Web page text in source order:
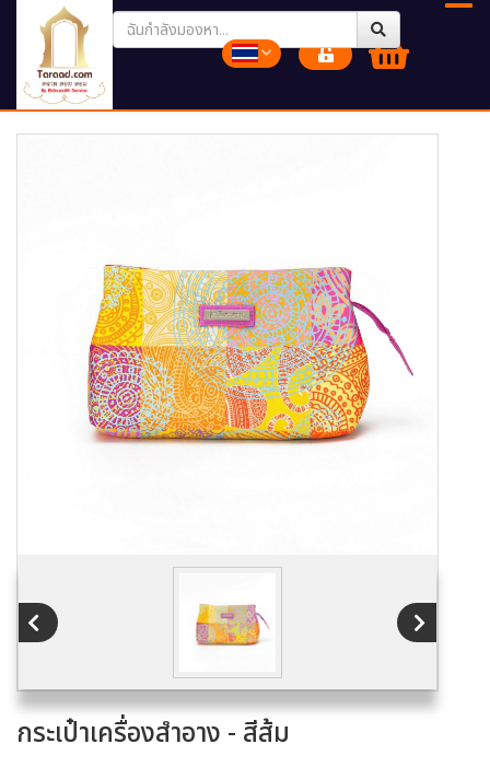
กระเป๋าเครื่องสำอาง - สีส้ม